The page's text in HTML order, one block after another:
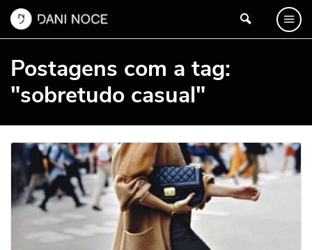
Postagens com a tag:
"sobretudo casual"